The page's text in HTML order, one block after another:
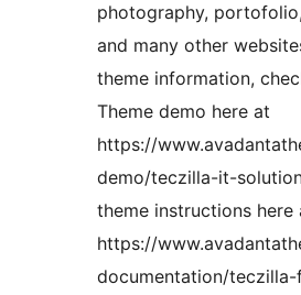
photography,
and many other
theme information,
Theme demo here at
https://
demo/teczilla-it-
theme instructions here
https://
documentation/